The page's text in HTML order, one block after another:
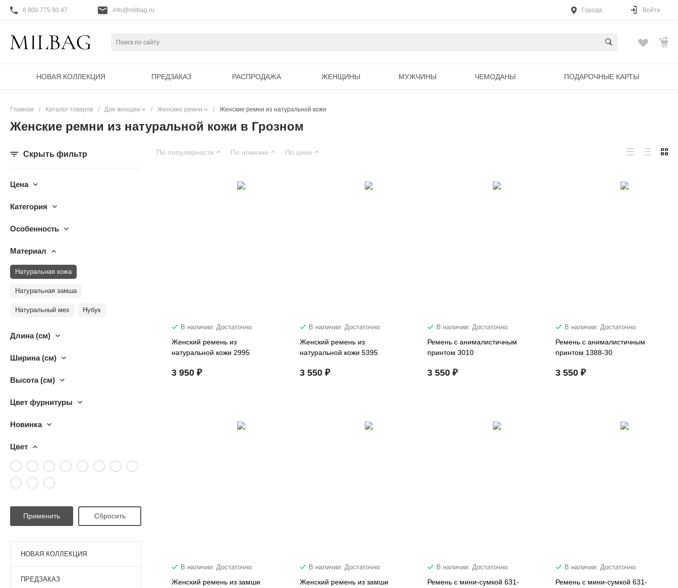
8 800 775 90 47 info@milbag.ru Города Войти
НОВАЯ КОЛЛЕКЦИЯ ПРЕДЗАКАЗ РАСПРОДАЖА ЖЕНЩИНЫ МУЖЧИНЫ ЧЕМОДАНЫ ПОДАРОЧНЫЕ КАРТЫ
Главная / Каталог товаров / Для женщин / Женские ремни / Женские ремни из натуральной кожи
Женские ремни из натуральной кожи в Грозном
Скрыть фильтр
Цена
Категория
Особенность
Материал
Натуральная кожа
Натуральная замша
Натуральный мех Нубук
Длина (см)
Ширина (см)
Высота (см)
Цвет фурнитуры
Новинка
Цвет
НОВАЯ КОЛЛЕКЦИЯ
ПРЕДЗАКАЗ
По популярности По новизне По цене
В наличии: Достаточно
Женский ремень из
натуральной кожи 2995
3 950 ₽
В наличии: Достаточно
Женский ремень из
натуральной кожи 5395
3 550 ₽
В наличии: Достаточно
Ремень с анималистичным
принтом 3010
3 550 ₽
В наличии: Достаточно
Ремень с анималистичным
принтом 1388-30
3 550 ₽
В наличии: Достаточно
Женский ремень из замши
В наличии: Достаточно
Женский ремень из замши
В наличии: Достаточно
Ремень с мини-сумкой 631-
В наличии: Достаточно
Ремень с мини-сумкой 631-